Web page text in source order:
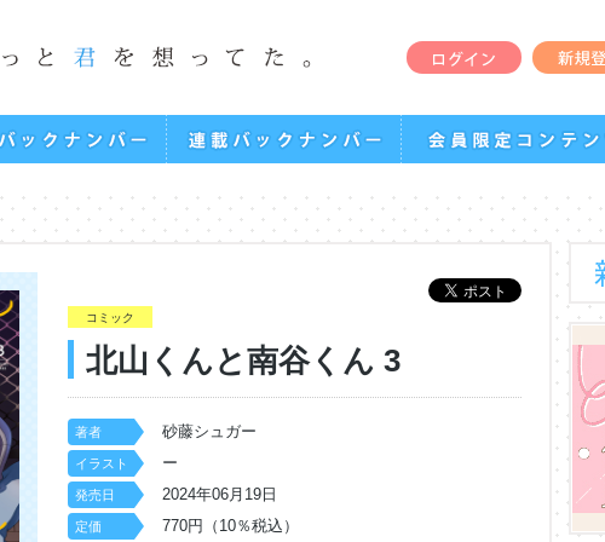
コミック
北山くんと南谷くん 3
著者 砂藤シュガー
イラスト ー
発売日 2024年06月19日
定価 770円（10％税込）